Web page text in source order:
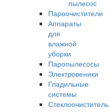
пылесос
Пароочистители
Аппараты
для
влажной
уборки
Паропылесосы
Электровеники
Гладильные
системы
Стеклоочиститель